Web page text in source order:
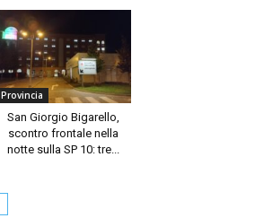
Provincia
San Giorgio Bigarello,
scontro frontale nella
notte sulla SP 10: tre...